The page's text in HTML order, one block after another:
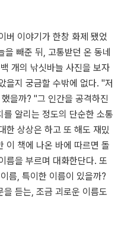
버 이야기가 한창 화제 됐었
빼준 뒤, 고통받던 온 동네
개의 낚싯바늘 사진을 보자
을지 궁금할 수밖에 없다. "저
을까? "그 인간을 공격하진
알리는 정도의 단순한 소통
한 상상은 하고 또 해도 재밌
이 책에 나온 바에 따르면 돌
름을 부르며 대화한단다. 또
름, 특이한 이름이 있을까?
듣는, 조금 괴로운 이름도